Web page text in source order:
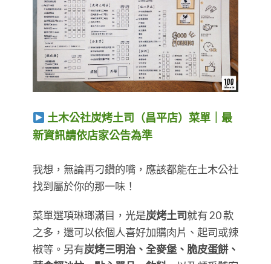
土木公社炭烤土司（昌平店）菜單｜最
新資訊請依店家公告為準
​​​​​​​我想，無論再刁鑽的嘴，應該都能在土木公社
找到屬於你的那一味！
菜單選項琳瑯滿目，光是炭烤土司就有 20 款
之多，還可以依個人喜好加購肉片、起司或辣
椒等。另有炭烤三明治、全麥堡、脆皮蛋餅、